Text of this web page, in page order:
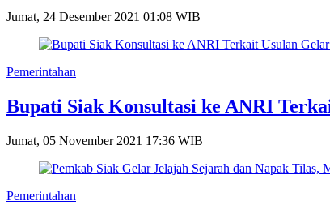
Jumat, 24 Desember 2021 01:08 WIB
Pemerintahan
Bupati Siak Konsultasi ke ANRI
Jumat, 05 November 2021 17:36 WIB
Pemerintahan